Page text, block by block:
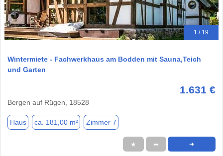
1 / 19
Wintermiete - Fachwerkhaus am Bodden mit Sauna,Teich
und Garten
1.631 €
Bergen auf Rügen, 18528
Haus ca. 181,00 m² Zimmer 7
★ ➦ ➜